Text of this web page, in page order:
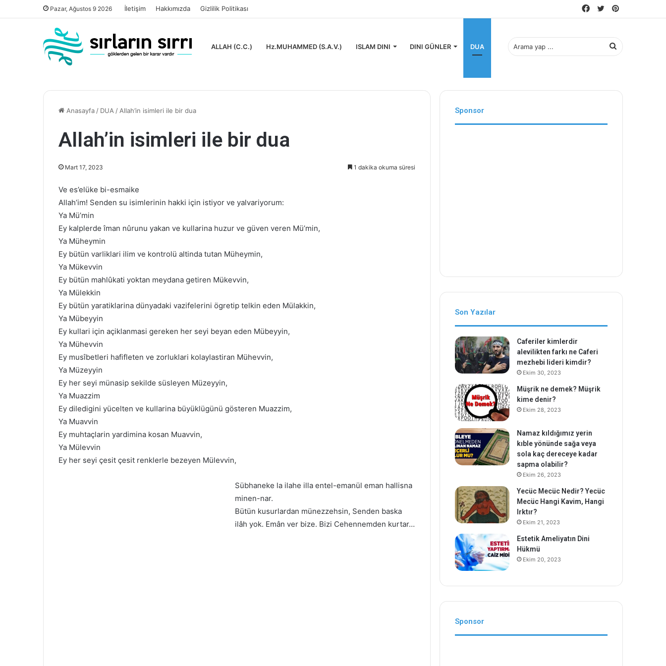
Pazar, Ağustos 9 2026 İletişim Hakkımızda Gizlilik Politikası Pinterest
Twitter
Facebook
ALLAH (C.C.) Hz.MUHAMMED (S.A.V.) ISLAM DINI DINI GÜNLER DUA Arama
Anasayfa / DUA / Allah’in isimleri ile bir dua
Allah’in isimleri ile bir dua
Mart 17, 2023 1 dakika okuma süresi
Ve es’elüke bi-esmaike
Allah’im! Senden su isimlerinin hakki için istiyor ve yalvariyorum:
Ya Mü’min
Ey kalplerde îman nûrunu yakan ve kullarina huzur ve güven veren Mü’min,
Ya Müheymin
Ey bütün varliklari ilim ve kontrolü altinda tutan Müheymin,
Ya Mükevvin
Ey bütün mahlûkati yoktan meydana getiren Mükevvin,
Ya Mülekkin
Ey bütün yaratiklarina dünyadaki vazifelerini ögretip telkin eden Mülakkin,
Ya Mübeyyin
Ey kullari için açiklanmasi gereken her seyi beyan eden Mübeyyin,
Ya Mühevvin
Ey musîbetleri hafifleten ve zorluklari kolaylastiran Mühevvin,
Ya Müzeyyin
Ey her seyi münasip sekilde süsleyen Müzeyyin,
Ya Muazzim
Ey diledigini yücelten ve kullarina büyüklügünü gösteren Muazzim,
Ya Muavvin
Ey muhtaçlarin yardimina kosan Muavvin,
Ya Mülevvin
Ey her seyi çesit çesit renklerle bezeyen Mülevvin,
Sübhaneke la ilahe illa entel-emanül eman hallisna
minen-nar.
Bütün kusurlardan münezzehsin, Senden baska
ilâh yok. Emân ver bize. Bizi Cehennemden kurtar…
Sponsor
Son Yazılar
Caferiler kimlerdir
alevilikten farkı ne Caferi
mezhebi lideri kimdir?
Ekim 30, 2023
Müşrik ne demek? Müşrik
kime denir?
Ekim 28, 2023
Namaz kıldığımız yerin
kıble yönünde sağa veya
sola kaç dereceye kadar
sapma olabilir?
Ekim 26, 2023
Yecüc Mecüc Nedir? Yecüc
Mecüc Hangi Kavim, Hangi
Irktır?
Ekim 21, 2023
Estetik Ameliyatın Dini
Hükmü
Ekim 20, 2023
Sponsor